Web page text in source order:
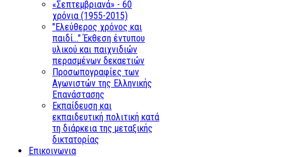
«Σεπτεμβριανά» - 60
χρόνια (1955-2015)
"Ελεύθερος χρόνος και
παιδί..." Έκθεση έντυπου
υλικού και παιχνιδιών
περασμένων δεκαετιών
Προσωπογραφίες των
Αγωνιστών της Ελληνικής
Επανάστασης
Εκπαίδευση και
εκπαιδευτική πολιτική κατά
τη διάρκεια της μεταξικής
δικτατορίας
Επικοινωνια